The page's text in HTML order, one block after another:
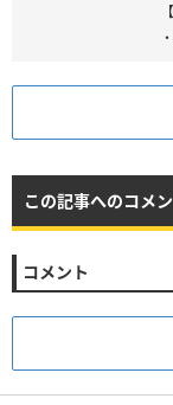
この記事へのコメ
コメント